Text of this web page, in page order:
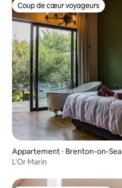
Coup de cœur voyageurs
Coup de cœur voyageurs
Appartement ⋅ Brenton-on-Sea
L'Or Marin